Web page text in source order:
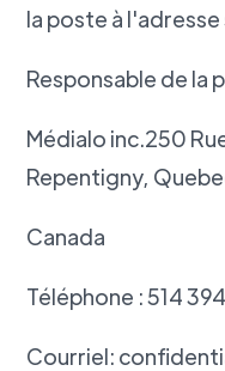
la poste à l'adresse
Responsable de la
Médialo inc.250
Repentigny,
Canada
Téléphone : 514
Courriel: